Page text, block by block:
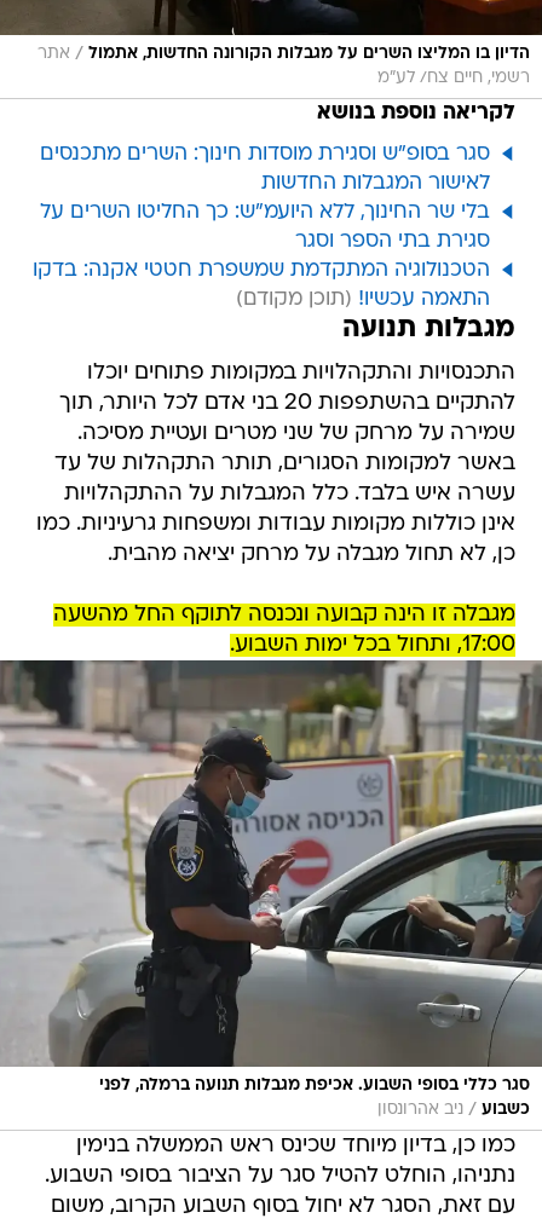
הדיון בו המליצו השרים על מגבלות הקורונה החדשות, אתמול / אתר
רשמי, חיים צח/ לע"מ
לקריאה נוספת בנושא
סגר בסופ"ש וסגירת מוסדות חינוך: השרים מתכנסים
לאישור המגבלות החדשות
בלי שר החינוך, ללא היועמ"ש: כך החליטו השרים על
סגירת בתי הספר וסגר
הטכנולוגיה המתקדמת שמשפרת חטטי אקנה: בדקו
התאמה עכשיו!
מגבלות תנועה
התכנסויות והתקהלויות במקומות פתוחים יוכלו
להתקיים בהשתפפות 20 בני אדם לכל היותר, תוך
שמירה על מרחק של שני מטרים ועטיית מסיכה.
באשר למקומות הסגורים, תותר התקהלות של עד
עשרה איש בלבד. כלל המגבלות על ההתקהלויות
אינן כוללות מקומות עבודות ומשפחות גרעיניות. כמו
כן, לא תחול מגבלה על מרחק יציאה מהבית.
מגבלה זו הינה קבועה ונכנסה לתוקף החל מהשעה
17:00, ותחול בכל ימות השבוע.
סגר כללי בסופי השבוע. אכיפת מגבלות תנועה ברמלה, לפני
כשבוע / ניב אהרונסון
כמו כן, בדיון מיוחד שכינס ראש הממשלה בנימין
נתניהו, הוחלט להטיל סגר על הציבור בסופי השבוע.
עם זאת, הסגר לא יחול בסוף השבוע הקרוב, משום